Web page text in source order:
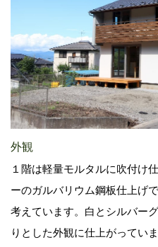
外観
１階は軽量モルタルに吹付け
ーのガルバリウム鋼板仕上げ
考えています。白とシルバー
りとした外観に仕上がっていま